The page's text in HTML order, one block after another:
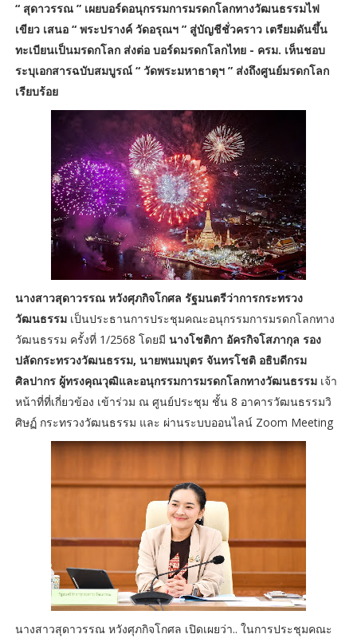
“ สุดาวรรณ ” เผยบอร์ดอนุกรรมการมรดกโลกทางวัฒนธรรมไฟ
เขียว เสนอ “ พระปรางค์ วัดอรุณฯ ” สู่บัญชีชั่วคราว เตรียมดันขึ้น
ทะเบียนเป็นมรดกโลก ส่งต่อ บอร์ดมรดกโลกไทย - ครม. เห็นชอบ
ระบุเอกสารฉบับสมบูรณ์ “ วัดพระมหาธาตุฯ ” ส่งถึงศูนย์มรดกโลก
เรียบร้อย
นางสาวสุดาวรรณ หวังศุภกิจโกศล รัฐมนตรีว่าการกระทรวง
วัฒนธรรมเป็นประธานการประชุมคณะอนุกรรมการมรดกโลกทาง
วัฒนธรรม ครั้งที่ 1/2568 โดยมี นางโชติกา อัครกิจโสภากุล รอง
ปลัดกระทรวงวัฒนธรรม, นายพนมบุตร จันทรโชติ อธิบดีกรม
ศิลปากร ผู้ทรงคุณวุฒิและอนุกรรมการมรดกโลกทางวัฒนธรรมเจ้า
หน้าที่ที่เกี่ยวข้อง เข้าร่วม ณ ศูนย์ประชุม ชั้น 8 อาคารวัฒนธรรมวิ
ศิษฏ์ กระทรวงวัฒนธรรม และ ผ่านระบบออนไลน์ Zoom Meeting
นางสาวสุดาวรรณ หวังศุภกิจโกศล เปิดเผยว่า.. ในการประชุมคณะ